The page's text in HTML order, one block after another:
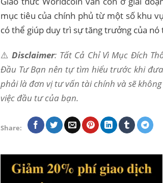
mục tiêu của chính phủ từ một số khu
có thể giúp duy trì sự tăng trưởng của
⚠️Disclaimer: Tất Cả Chỉ Vì Mục Đích
Đầu Tư Bạn nên tự tìm hiểu trước khi
phải là đơn vị tư vấn tài chính và sẽ
việc đầu tư của bạn.
Share: